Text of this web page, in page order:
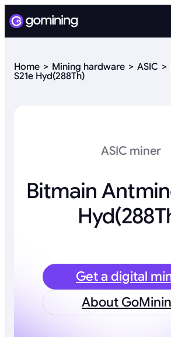
Home Mining hardware ASIC
S21e Hyd(288Th)
ASIC miner
Bitmain
Get a digital
About